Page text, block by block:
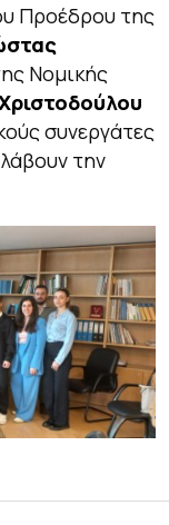
Προέδρου της
Νομικής
συνεργάτες
την